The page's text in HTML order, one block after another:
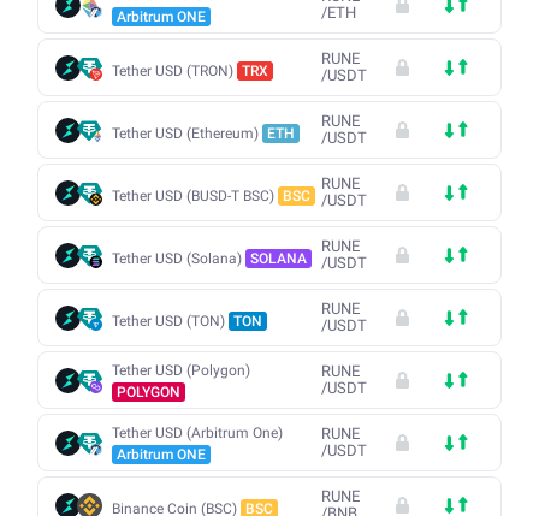
Arbitrum ONE
/ETH
Tether USD (TRON) TRX
RUNE
/USDT
Tether USD (Ethereum) ETH
RUNE
/USDT
Tether USD (BUSD-T BSC) BSC
RUNE
/USDT
Tether USD (Solana) SOLANA
RUNE
/USDT
Tether USD (TON) TON
RUNE
/USDT
Tether USD (Polygon)
POLYGON
RUNE
/USDT
Tether USD (Arbitrum One)
Arbitrum ONE
RUNE
/USDT
Binance Coin (BSC) BSC
RUNE